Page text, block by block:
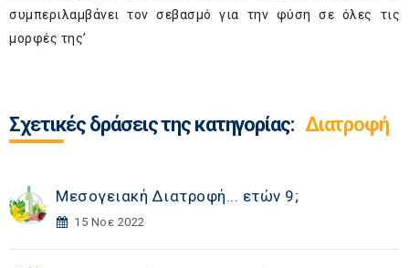
συμπεριλαμβάνει τον σεβασμό για την φύση σε όλες τις
μορφές της’
Σχετικές δράσεις της κατηγορίας: Διατροφή
Μεσογειακή Διατροφή... ετών 9;
15 Νοε 2022